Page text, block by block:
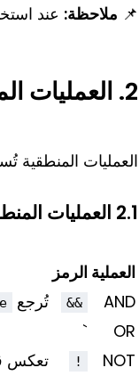
📌 ملاحظة: عند
2. العمليات المنطقية في C++
العمليات المنطقية
2.1 العمليات المنطقية الأساسية
العملية الرمز
AND
&& تُرجع
OR
`
NOT
! تعكس